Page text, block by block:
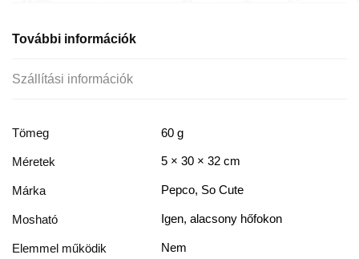
További információk
Szállítási információk
Tömeg 60 g
Méretek 5 × 30 × 32 cm
Márka Pepco, So Cute
Mosható Igen, alacsony hőfokon
Elemmel működik Nem